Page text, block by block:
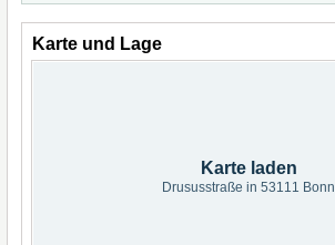
Karte und Lage
Karte laden
Drususstraße in 53111 Bonn